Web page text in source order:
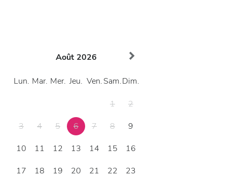
Août 2026
Lun. Mar. Mer. Jeu. Ven.Sam.Dim.
1
2
3
4 5 6 7 8
9
10
11 12 13 14 15
16
17
18 19 20 21 22
23